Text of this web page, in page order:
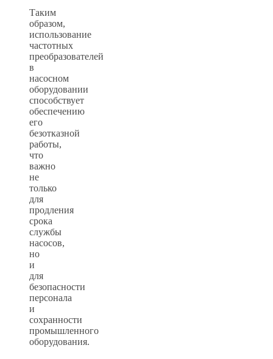
Таким
образом,
использование
частотных
преобразователей
в
насосном
оборудовании
способствует
обеспечению
его
безотказной
работы,
что
важно
не
только
для
продления
срока
службы
насосов,
но
и
для
безопасности
персонала
и
сохранности
промышленного
оборудования.